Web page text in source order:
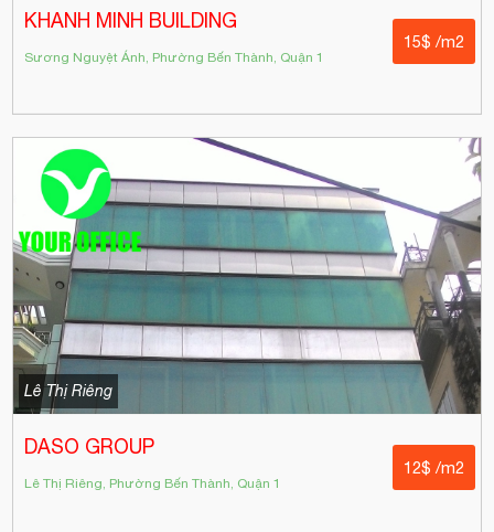
KHANH MINH BUILDING
Sương Nguyệt Ánh, Phường Bến Thành, Quận 1
15$ /m2
Lê Thị Riêng
DASO GROUP
Lê Thị Riêng, Phường Bến Thành, Quận 1
12$ /m2